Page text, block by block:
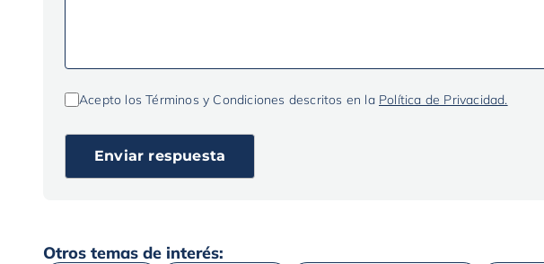
Acepto los Términos y Condiciones descritos en la Política de Privacidad.
Otros temas de interés: